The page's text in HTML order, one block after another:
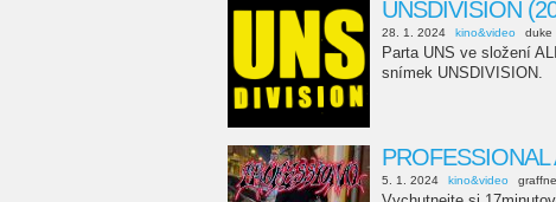
UNSDIVISION
28. 1. 2024 kino&video duke
Parta UNS ve složení
snímek UNSDIVISION.
5. 1. 2024 kino&video